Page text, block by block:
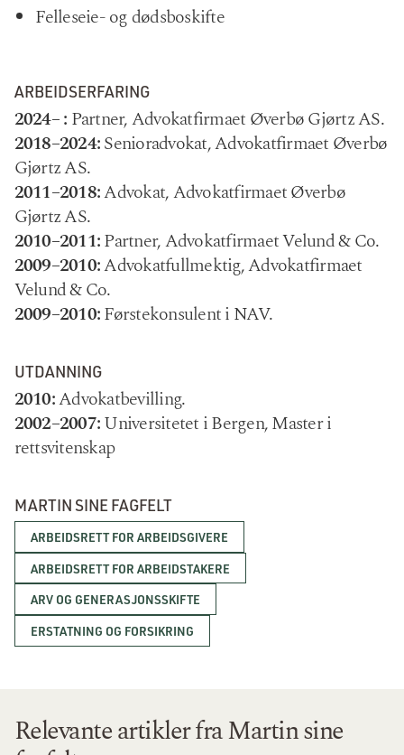
Felleseie- og dødsboskifte
ARBEIDSERFARING
2024– : Partner, Advokatfirmaet Øverbø Gjørtz AS.
2018–2024:Senioradvokat, Advokatfirmaet Øverbø
Gjørtz AS.
2011–2018:Advokat, Advokatfirmaet Øverbø
Gjørtz AS.
2010–2011:Partner, Advokatfirmaet Velund & Co.
2009–2010:Advokatfullmektig, Advokatfirmaet
Velund & Co.
2009–2010:Førstekonsulent i NAV.
UTDANNING
2010:Advokatbevilling.
2002–2007:Universitetet i Bergen, Master i
rettsvitenskap
MARTIN SINE FAGFELT
ARBEIDSRETT FOR ARBEIDSGIVERE
ARBEIDSRETT FOR ARBEIDSTAKERE
ARV OG GENERASJONSSKIFTE
ERSTATNING OG FORSIKRING
Relevante artikler fra Martin sine